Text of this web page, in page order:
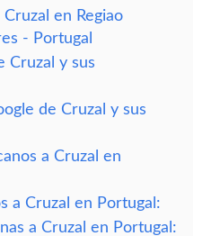
en Regiao
- Portugal
Cruzal y sus
de Cruzal y sus
a Cruzal en
a Cruzal en Portugal:
a Cruzal en Portugal: